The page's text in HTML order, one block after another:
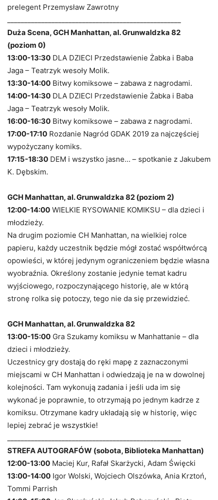
prelegent Przemysław Zawrotny
Duża Scena, GCH Manhattan, al. Grunwaldzka 82
(poziom 0)
13:00-13:30 DLA DZIECI Przedstawienie Żabka i Baba
Jaga – Teatrzyk wesoły Molik.
13:30-14:00 Bitwy komiksowe – zabawa z nagrodami.
14:00-14:30 DLA DZIECI Przedstawienie Żabka i Baba
Jaga – Teatrzyk wesoły Molik.
16:00-16:30 Bitwy komiksowe – zabawa z nagrodami.
17:00-17:10 Rozdanie Nagród GDAK 2019 za najczęściej
wypożyczany komiks.
17:15-18:30 DEM i wszystko jasne… – spotkanie z Jakubem
K. Dębskim.
GCH Manhattan, al. Grunwaldzka 82 (poziom 2)
12:00-14:00 WIELKIE RYSOWANIE KOMIKSU – dla dzieci i
młodzieży.
Na drugim poziomie CH Manhattan, na wielkiej rolce
papieru, każdy uczestnik będzie mógł zostać współtwórcą
opowieści, w której jedynym ograniczeniem będzie własna
wyobraźnia. Określony zostanie jedynie temat kadru
wyjściowego, rozpoczynającego historię, ale w którą
stronę rolka się potoczy, tego nie da się przewidzieć.
GCH Manhattan, al. Grunwaldzka 82
13:00-15:00 Gra Szukamy komiksu w Manhattanie – dla
dzieci i młodzieży.
Uczestnicy gry dostają do ręki mapę z zaznaczonymi
miejscami w CH Manhattan i odwiedzają je na w dowolnej
kolejności. Tam wykonują zadania i jeśli uda im się
wykonać je poprawnie, to otrzymają po jednym kadrze z
komiksu. Otrzymane kadry układają się w historię, więc
lepiej zebrać je wszystkie!
STREFA AUTOGRAFÓW (sobota, Biblioteka Manhattan)
12:00-13:00 Maciej Kur, Rafał Skarżycki, Adam Święcki
13:00-14:00 Igor Wolski, Wojciech Olszówka, Ania Krztoń,
Tommi Parrish